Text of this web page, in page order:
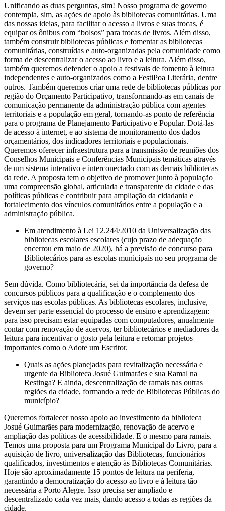
Unificando as duas perguntas, sim! Nosso programa de governo
contempla, sim, as ações de apoio às bibliotecas comunitárias. Uma
das nossas ideias, para facilitar o acesso a livros e suas trocas, é
equipar os ônibus com “bolsos” para trocas de livros. Além disso,
também construir bibliotecas públicas e fomentar as bibliotecas
comunitárias, construídas e auto-organizadas pela comunidade como
forma de descentralizar o acesso ao livro e a leitura. Além disso,
também queremos defender o apoio a festivais de fomento à leitura
independentes e auto-organizados como a FestiPoa Literária, dentre
outros. Também queremos criar uma rede de bibliotecas públicas por
região do Orçamento Participativo, transformando-as em canais de
comunicação permanente da administração pública com agentes
territoriais e a população em geral, tornando-as ponto de referência
para o programa de Planejamento Participativo e Popular. Dotá-las
de acesso à internet, e ao sistema de monitoramento dos dados
orçamentários, dos indicadores territoriais e populacionais.
Queremos oferecer infraestrutura para a transmissão de reuniões dos
Conselhos Municipais e Conferências Municipais temáticas através
de um sistema interativo e interconectado com as demais bibliotecas
da rede. A proposta tem o objetivo de promover junto à população
uma compreensão global, articulada e transparente da cidade e das
políticas públicas e contribuir para ampliação da cidadania e
fortalecimento dos vínculos comunitários entre a população e a
administração pública.
Em atendimento à Lei 12.244/2010 da Universalização das
bibliotecas escolares escolares (cujo prazo de adequação
encerrou em maio de 2020), há a previsão de concurso para
Bibliotecários para as escolas municipais no seu programa de
governo?
Sem dúvida. Como bibliotecária, sei da importância da defesa de
concursos públicos para a qualificação e o complemento dos
serviços nas escolas públicas. As bibliotecas escolares, inclusive,
devem ser parte essencial do processo de ensino e aprendizagem:
para isso precisam estar equipadas com computadores, anualmente
contar com renovação de acervos, ter bibliotecários e mediadores da
leitura para incentivar o gosto pela leitura e retomar projetos
importantes como o Adote um Escritor.
Quais as ações planejadas para revitalização necessária e
urgente da Biblioteca Josué Guimarães e sua Ramal na
Restinga? E ainda, descentralização de ramais nas outras
regiões da cidade, formando a rede de Bibliotecas Públicas do
município?
Queremos fortalecer nosso apoio ao investimento da biblioteca
Josué Guimarães para modernização, renovação de acervo e
ampliação das políticas de acessibilidade. E o mesmo para ramais.
Temos uma proposta para um Programa Municipal do Livro, para a
aquisição de livro, universalização das Bibliotecas, funcionários
qualificados, investimentos e atenção às Bibliotecas Comunitárias.
Hoje são aproximadamente 15 pontos de leitura na periferia,
garantindo a democratização do acesso ao livro e à leitura tão
necessária a Porto Alegre. Isso precisa ser ampliado e
descentralizado cada vez mais, dando acesso a todas as regiões da
cidade.